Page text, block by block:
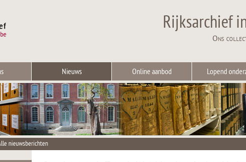
Rijksarchief
Ons
Nieuws Online aanbod Lopend
nieuwsberichten